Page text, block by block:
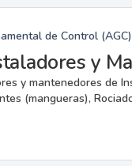
de Control (AGC)
y mantenedores de
(mangueras),